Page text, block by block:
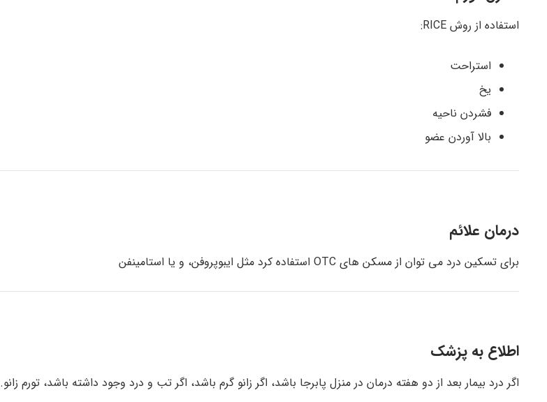
استفاده از روش RICE:
استراحت
یخ
فشردن ناحیه
بالا آوردن عضو
درمان علائم
برای تسکین درد می توان از مسکن های OTC استفاده کرد مثل ایبوپروفن، و یا استامینفن
اطلاع به پزشک
اگر درد بیمار بعد از دو هفته درمان در منزل پابرجا باشد، اگر زانو گرم باشد، اگر تب و درد وجود داشته باشد، تورم زانو.